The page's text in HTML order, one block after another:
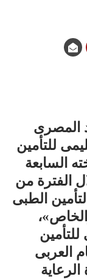
المصرى
للتأمين
السابعة
الفترة من
«التأمين الطبى
العربى
الرعاية